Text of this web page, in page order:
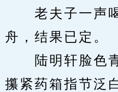
老夫子一声喝
舟，结果已定。
陆明轩脸色青
攥紧药箱指节泛